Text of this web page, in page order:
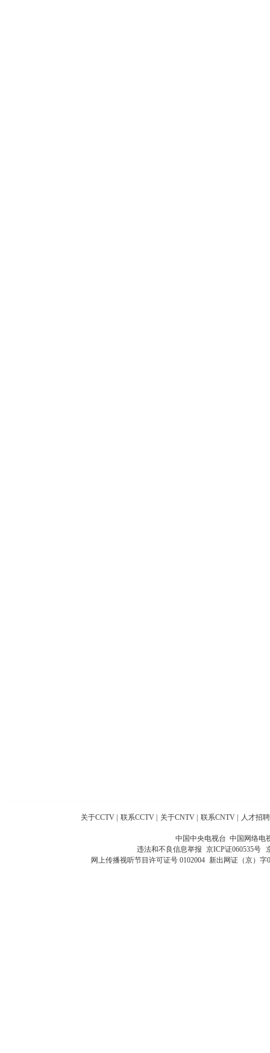
关于CCTV 联系CCTV 关于CNTV 联系CNTV 人才招聘
中国中央电视台 中国网络电
违法和不良信息举报 京ICP证060535号
网上传播视听节目许可证号 0102004 新出网证（京）